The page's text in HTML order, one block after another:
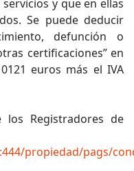
y que en ellas
Se puede deducir
defunción o
certificaciones” en
euros más el IVA
Registradores de
propiedad/pags/